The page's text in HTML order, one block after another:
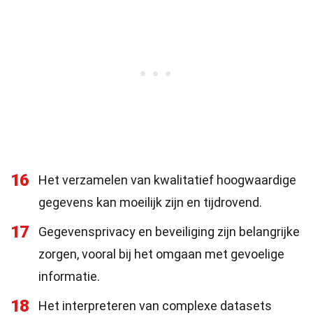
16
Het verzamelen van kwalitatief hoogwaardige
gegevens kan moeilijk zijn en tijdrovend.
17
Gegevensprivacy en beveiliging zijn belangrijke
zorgen, vooral bij het omgaan met gevoelige
informatie.
18
Het interpreteren van complexe datasets